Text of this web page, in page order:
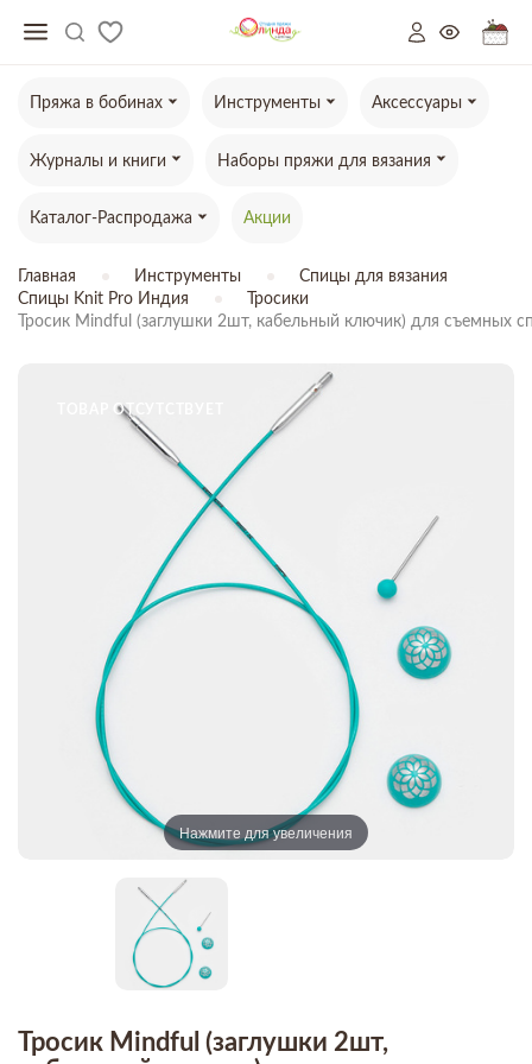
Пряжа в бобинах Инструменты Аксессуары
Журналы и книги Наборы пряжи для вязания
Каталог-Распродажа Акции
Главная Инструменты
Спицы для вязания
Спицы Knit Pro Индия
Тросики
Тросик Mindful (заглушки 2шт, кабельный ключик) для
ТОВАР ОТСУТСТВУЕТ
Нажмите для увеличения
Тросик Mindful (заглушки 2шт,